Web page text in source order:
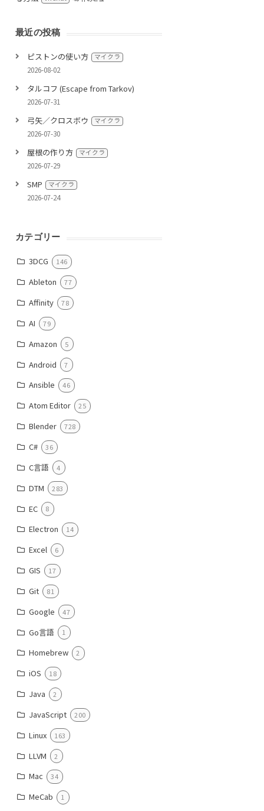
最近の投稿
ピストンの使い方 マイクラ
2026-08-02
タルコフ (Escape from Tarkov)
2026-07-31
弓矢／クロスボウ マイクラ
2026-07-30
屋根の作り方 マイクラ
2026-07-29
SMP マイクラ
2026-07-24
カテゴリー
3DCG 146
Ableton 77
Affinity 78
AI 79
Amazon 5
Android 7
Ansible 46
Atom Editor 25
Blender 728
C# 36
C言語 4
DTM 283
EC 8
Electron 14
Excel 6
GIS 17
Git 81
Google 47
Go言語 1
Homebrew 2
iOS 18
Java 2
JavaScript 200
Linux 163
LLVM 2
Mac 34
MeCab 1